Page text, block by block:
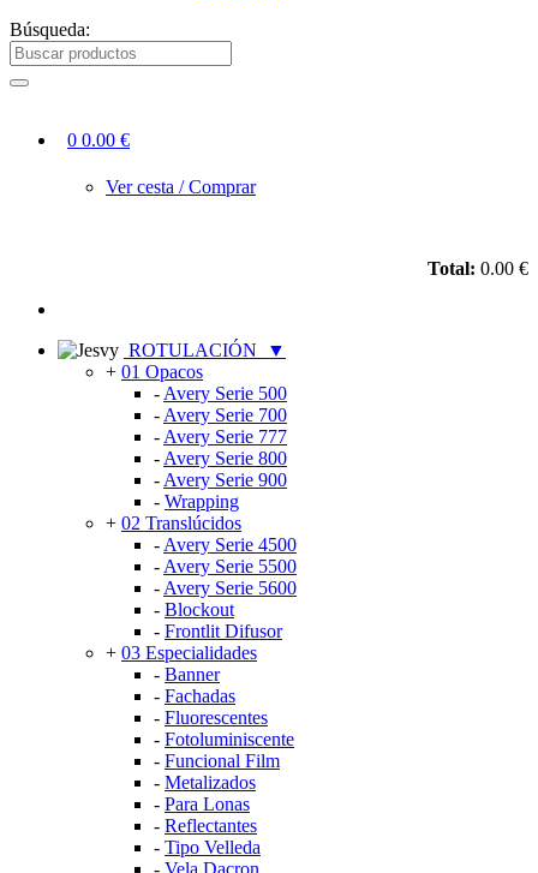
Búsqueda:
0 0.00 €
Ver cesta / Comprar
Total: 0.00 €
ROTULACIÓN
▼
+ 01 Opacos
- Avery Serie 500
- Avery Serie 700
- Avery Serie 777
- Avery Serie 800
- Avery Serie 900
- Wrapping
+ 02 Translúcidos
- Avery Serie 4500
- Avery Serie 5500
- Avery Serie 5600
- Blockout
- Frontlit Difusor
+ 03 Especialidades
- Banner
- Fachadas
- Fluorescentes
- Fotoluminiscente
- Funcional Film
- Metalizados
- Para Lonas
- Reflectantes
- Tipo Velleda
- Vela Dacron